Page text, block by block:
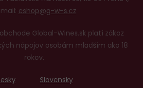
eshop@g-w-s.cz
Global-Wines.sk platí zákaz
nápojov osobám mladším ako 18
rokov.
Slovensky